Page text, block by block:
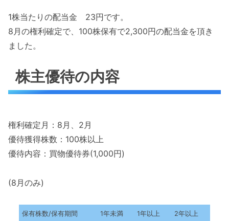
1株当たりの配当金 23円です。
8月の権利確定で、100株保有で2,300円の配当金を頂き
ました。
株主優待の内容
権利確定月：8月、2月
優待獲得株数：100株以上
優待内容：買物優待券(1,000円)
(8月のみ)
保有株数/保有期間 1年未満 1年以上 2年以上